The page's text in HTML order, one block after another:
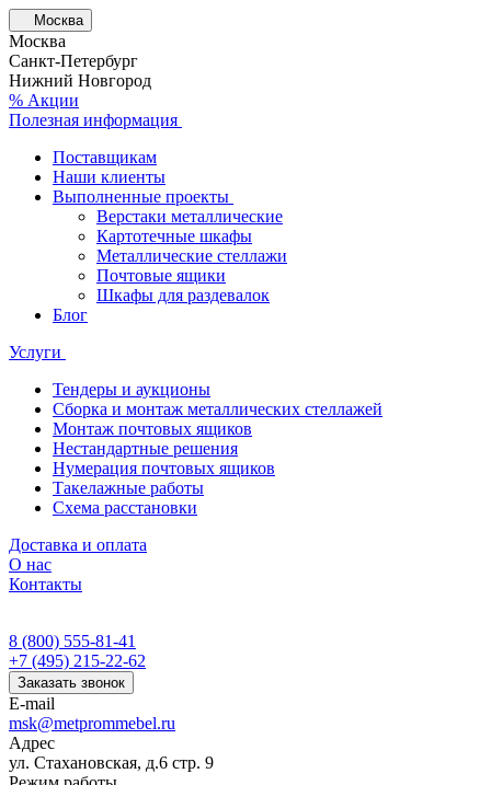
Москва
Москва
Санкт-Петербург
Нижний Новгород
% Акции
Полезная информация
Поставщикам
Наши клиенты
Выполненные проекты
Верстаки металлические
Картотечные шкафы
Металлические стеллажи
Почтовые ящики
Шкафы для раздевалок
Блог
Услуги
Тендеры и аукционы
Сборка и монтаж металлических стеллажей
Монтаж почтовых ящиков
Нестандартные решения
Нумерация почтовых ящиков
Такелажные работы
Схема расстановки
Доставка и оплата
О нас
Контакты
8 (800) 555-81-41
+7 (495) 215-22-62
Заказать звонок
E-mail
msk@metprommebel.ru
Адрес
ул. Стахановская, д.6 стр. 9